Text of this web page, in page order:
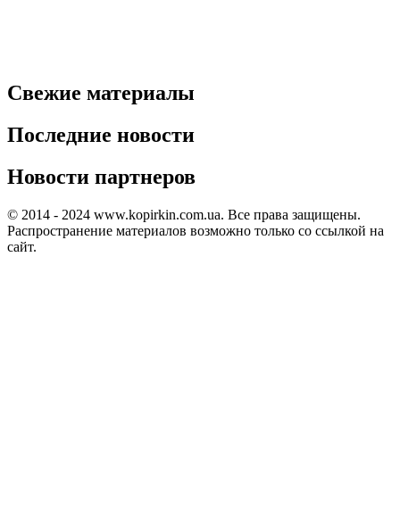
Свежие материалы
Последние новости
Новости партнеров
© 2014 - 2024 www.kopirkin.com.ua. Все права защищены.
Распространение материалов возможно только со ссылкой на
сайт.